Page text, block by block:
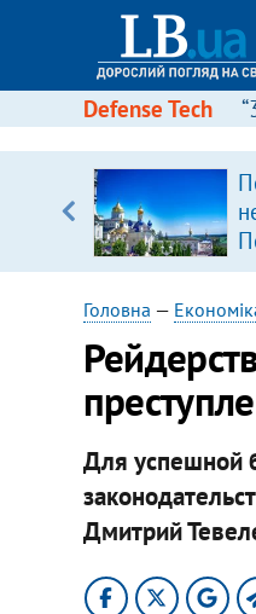
Defense Tech
Головна —
Для успешной
Дмитрий